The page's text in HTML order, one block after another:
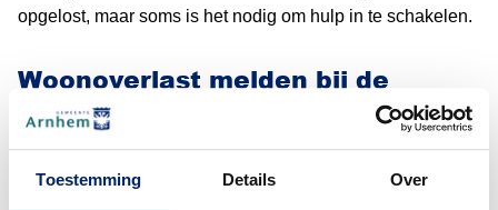
Toestemming Details Over
opgelost, maar soms is het nodig om hulp in te schakelen.
Woonoverlast melden bij de
gemeente
In bepaalde gevallen kunt u de woonoverlast bij ons
melden. Er moet sprake zijn van langdurige en ernstige